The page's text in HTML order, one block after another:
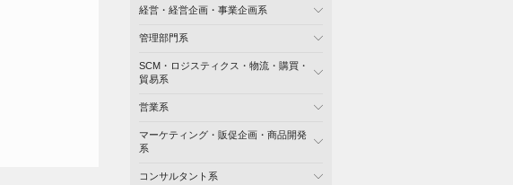
経営・経営企画・事業企画系
管理部門系
SCM・ロジスティクス・物流・購買・
貿易系
営業系
マーケティング・販促企画・商品開発
系
コンサルタント系